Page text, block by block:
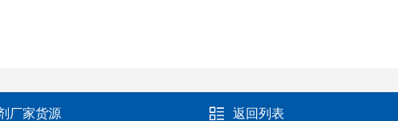
厂家货源 返回列表